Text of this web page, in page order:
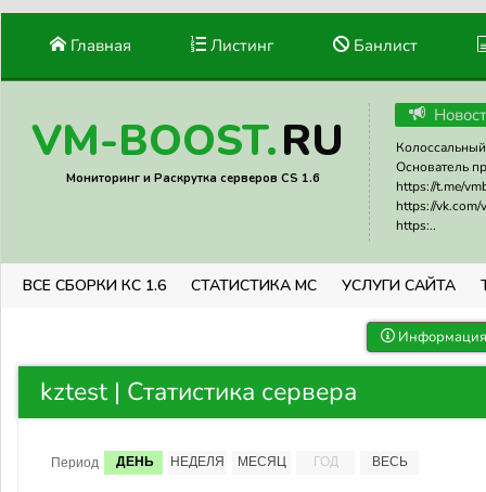
Главная Листинг Банлист
VM-BOOST.RU
Мониторинг и Раскрутка серверов CS 1.6
Основатель
https://t.me/
https://vk.com/
https:..
ВСЕ СБОРКИ КС 1.6 СТАТИСТИКА МС УСЛУГИ САЙТА
kztest | Статистика сервера
Период ДЕНЬ НЕДЕЛЯ МЕСЯЦ ГОД ВЕСЬ